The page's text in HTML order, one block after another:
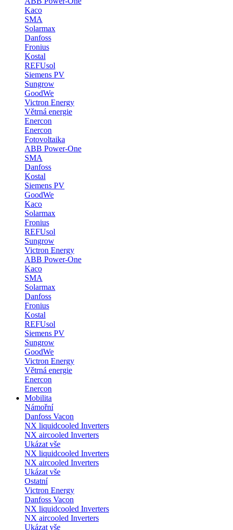
Kaco
SMA
Solarmax
Danfoss
Fronius
Kostal
REFUsol
Siemens PV
Sungrow
GoodWe
Victron Energy
Větrná energie
Enercon
Enercon
Fotovoltaika
ABB Power-One
SMA
Danfoss
Kostal
Siemens PV
GoodWe
Kaco
Solarmax
Fronius
REFUsol
Sungrow
Victron Energy
ABB Power-One
Kaco
SMA
Solarmax
Danfoss
Fronius
Kostal
REFUsol
Siemens PV
Sungrow
GoodWe
Victron Energy
Větrná energie
Enercon
Enercon
Mobilita
Námořní
Danfoss Vacon
NX liquidcooled Inverters
NX aircooled Inverters
Ukázat vše
NX liquidcooled Inverters
NX aircooled Inverters
Ukázat vše
Ostatní
Victron Energy
Danfoss Vacon
NX liquidcooled Inverters
NX aircooled Inverters
Ukázat vše